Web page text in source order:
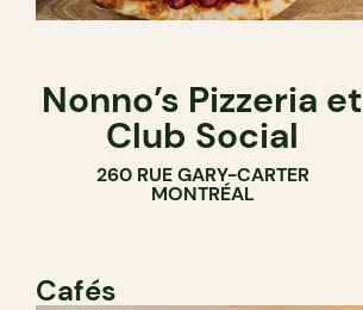
Nonno’s Pizzeria et
Club Social
260 RUE GARY-CARTER
MONTRÉAL
Cafés